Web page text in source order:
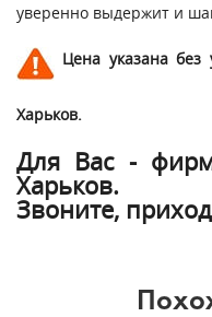
уверенно выдержит и
Цена указана без
Харьков.
Для Вас -
Харьков.
Звоните,